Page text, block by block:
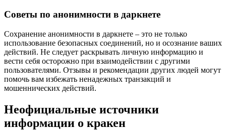
Советы по анонимности в даркнете
Сохранение анонимности в даркнете – это не только
использование безопасных соединений, но и осознание ваших
действий. Не следует раскрывать личную информацию и
вести себя осторожно при взаимодействии с другими
пользователями. Отзывы и рекомендации других людей могут
помочь вам избежать ненадежных транзакций и
мошеннических действий.
Неофициальные источники
информации о кракен